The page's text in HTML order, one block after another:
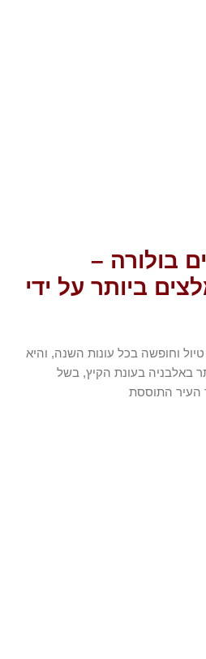
בולורה –
ביותר על ידי
טיול וחופשה בכל עונות השנה, והיא
באלבניה בעונת הקיץ, בשל
העיר התוססת